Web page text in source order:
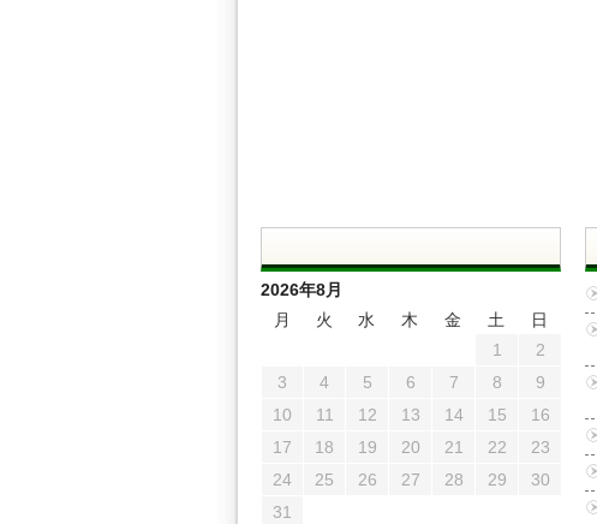
2026年8月
月
火 水 木 金 土
日
1
2
3
4 5 6 7 8
9
10
11 12 13 14 15
16
17
18 19 20 21 22
23
24
25 26 27 28 29
30
31